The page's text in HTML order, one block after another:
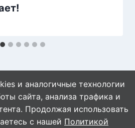
и аналогичные технологии
сайта, анализа трафика и
Продолжая использовать
с нашей Политикой